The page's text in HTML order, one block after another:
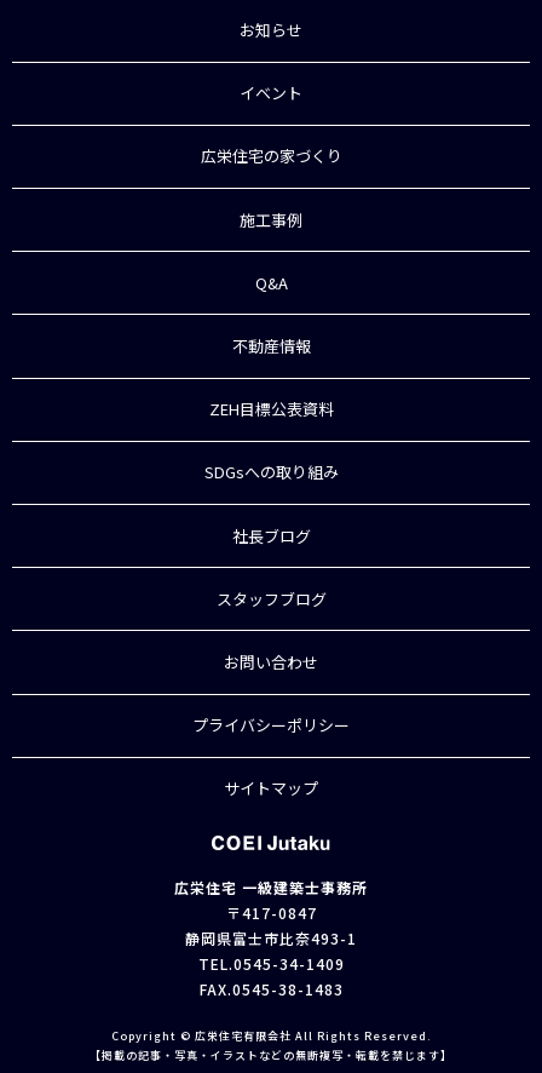
お知らせ
イベント
広栄住宅の家づくり
施工事例
Q&A
不動産情報
ZEH目標公表資料
SDGsへの取り組み
社長ブログ
スタッフブログ
お問い合わせ
プライバシーポリシー
サイトマップ
広栄住宅 一級建築士事務所
〒417-0847
静岡県富士市比奈493-1
TEL.0545-34-1409
FAX.0545-38-1483
Copyright © 広栄住宅有限会社 All Rights Reserved.
【掲載の記事・写真・イラストなどの無断複写・転載を禁じます】